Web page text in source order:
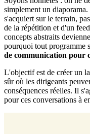
simplement un
s'acquiert sur le terrain,
de la répétition et d'un
concepts abstraits
pourquoi tout programme
de communication pour
L'objectif est de créer un
sûr où les dirigeants
conséquences réelles. Il
pour ces conversations à